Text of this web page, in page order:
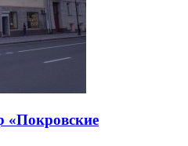
«Покровские